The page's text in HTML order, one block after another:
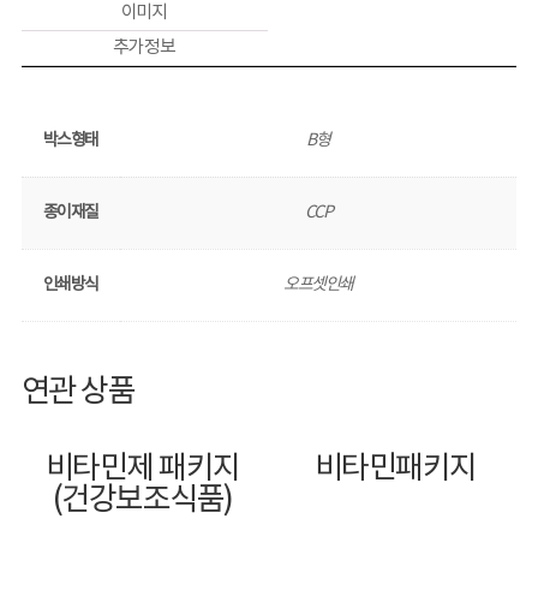
이미지
추가 정보
박스형태 B형
종이재질 CCP
인쇄방식 오프셋인쇄
연관 상품
비타민제 패키지
(건강보조식품)
비타민패키지